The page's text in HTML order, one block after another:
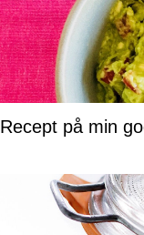
Recept på min